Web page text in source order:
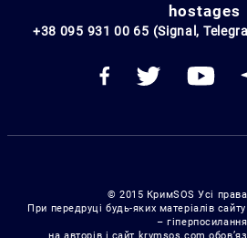
hostages
+38 095 931 00 65 (Signal,
© 2015 КримSOS Усі
При передруці будь-яких матеріалів
–